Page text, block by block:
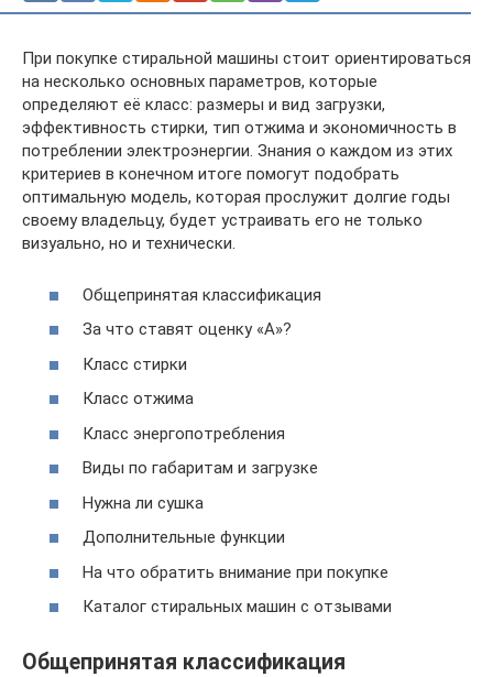
При покупке стиральной машины стоит ориентироваться
на несколько основных параметров, которые
определяют её класс: размеры и вид загрузки,
эффективность стирки, тип отжима и экономичность в
потреблении электроэнергии. Знания о каждом из этих
критериев в конечном итоге помогут подобрать
оптимальную модель, которая прослужит долгие годы
своему владельцу, будет устраивать его не только
визуально, но и технически.
Общепринятая классификация
За что ставят оценку «A»?
Класс стирки
Класс отжима
Класс энергопотребления
Виды по габаритам и загрузке
Нужна ли сушка
Дополнительные функции
На что обратить внимание при покупке
Каталог стиральных машин с отзывами
Общепринятая классификация